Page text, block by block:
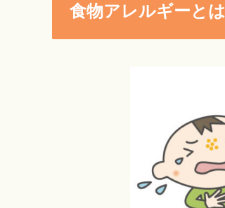
食物アレルギーとは